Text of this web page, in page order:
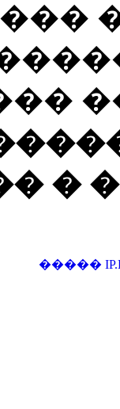
�
�����